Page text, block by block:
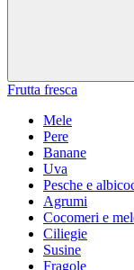
Frutta fresca
Mele
Pere
Banane
Uva
Pesche e
Agrumi
Cocomeri e
Ciliegie
Susine
Fragole